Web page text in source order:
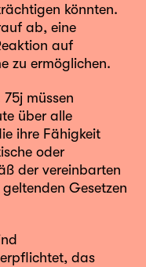
könnten.
ab, eine
auf
zu ermöglichen.
müssen
über alle
ihre Fähigkeit
oder
der vereinbarten
Gesetzen
das